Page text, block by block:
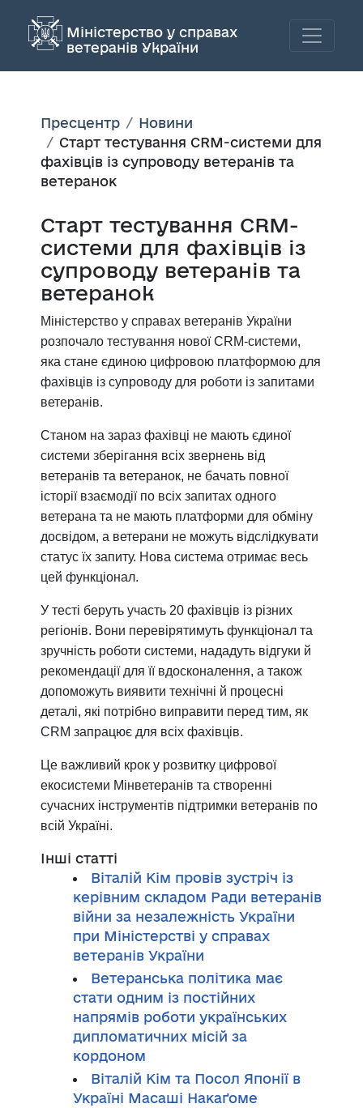
Міністерство у справах
ветеранів України
Пресцентр
Новини
Старт тестування CRM-системи для
фахівців із супроводу ветеранів та
ветеранок
Старт тестування CRM-
системи для фахівців із
супроводу ветеранів та
ветеранок
Міністерство у справах ветеранів України
розпочало тестування нової CRM-системи,
яка стане єдиною цифровою платформою для
фахівців із супроводу для роботи із запитами
ветеранів.
Станом на зараз фахівці не мають єдиної
системи зберігання всіх звернень від
ветеранів та ветеранок, не бачать повної
історії взаємодії по всіх запитах одного
ветерана та не мають платформи для обміну
досвідом, а ветерани не можуть відслідкувати
статус їх запиту. Нова система отримає весь
цей функціонал.
У тесті беруть участь 20 фахівців із різних
регіонів. Вони перевірятимуть функціонал та
зручність роботи системи, нададуть відгуки й
рекомендації для її вдосконалення, а також
допоможуть виявити технічні й процесні
деталі, які потрібно виправити перед тим, як
CRM запрацює для всіх фахівців.
Це важливий крок у розвитку цифрової
екосистеми Мінветеранів та створенні
сучасних інструментів підтримки ветеранів по
всій Україні.
Інші статті
Віталій Кім провів зустріч із
керівним складом Ради ветеранів
війни за незалежність України
при Міністерстві у справах
ветеранів України
Ветеранська політика має
стати одним із постійних
напрямів роботи українських
дипломатичних місій за
кордоном
Віталій Кім та Посол Японії в
Україні Масаші Накаґоме